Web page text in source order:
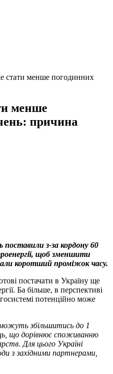
стати менше погодинних
менше
причина
поставили з-за кордону 60
щоб зменшити
коротший проміжок часу.
постачати в Україну ще
Ба більше, в перспективі
потенційно може
збільшитись до 1
що дорівнює споживанню
Для цього Україні
з західними партнерами,